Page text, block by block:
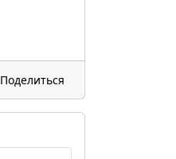
Поделиться